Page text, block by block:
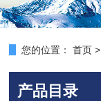
您的位置： 首页 >
产品目录